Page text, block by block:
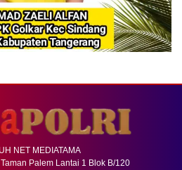
NET MEDIATAMA
Palem Lantai 1 Blok B/120